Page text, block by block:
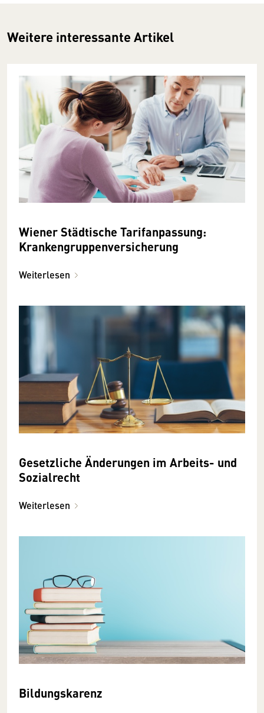
Weitere interessante Artikel
Wiener Städtische Tarifanpassung:
Krankengruppenversicherung
Weiterlesen
Gesetzliche Änderungen im Arbeits- und
Sozialrecht
Weiterlesen
Bildungskarenz